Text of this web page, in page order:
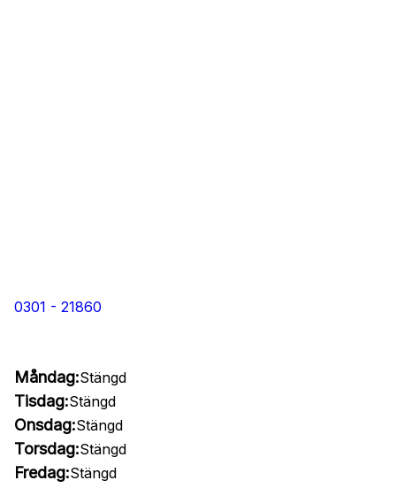
0301 - 21860
Måndag:Stängd
Tisdag:Stängd
Onsdag:Stängd
Torsdag:Stängd
Fredag:Stängd